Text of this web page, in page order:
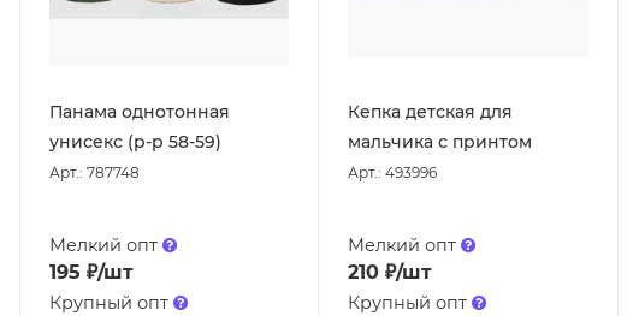
Панама однотонная
унисекс (р-р 58-59)
Арт.: 787748
Мелкий опт
195 ₽/шт
Крупный опт
Кепка детская для
мальчика с принтом
Арт.: 493996
Мелкий опт
210 ₽/шт
Крупный опт